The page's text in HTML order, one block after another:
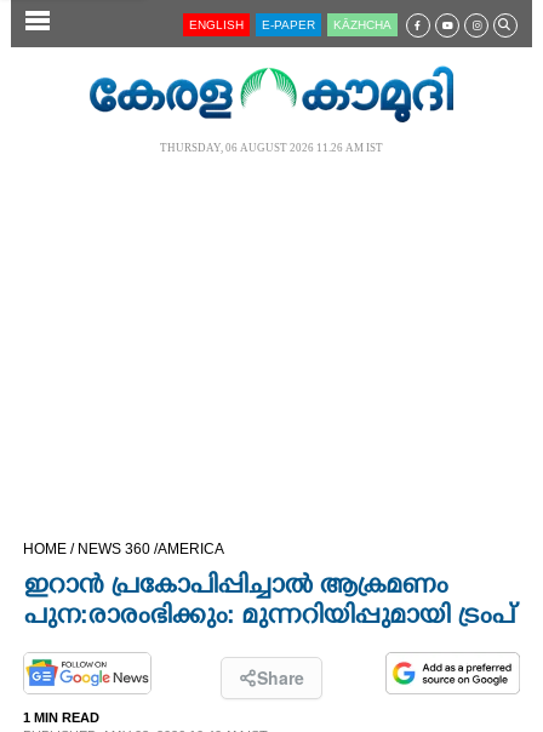
SECTIONS
OPINION
ENGLISH E-PAPER KĀZHCHA
THURSDAY, 06 AUGUST 2026 11.26 AM IST
HOME / NEWS 360 /AMERICA
ഇറാൻ പ്രകോപിപ്പിച്ചാൽ ആക്രമണം
പുന:രാരംഭിക്കും: മുന്നറിയിപ്പുമായി ട്രംപ്
Share
1 MIN READ